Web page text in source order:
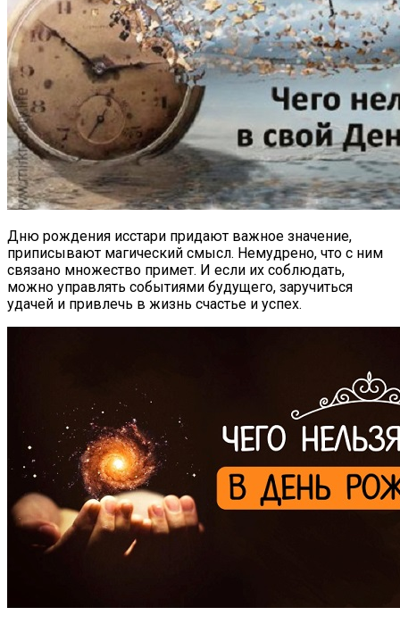
Дню рождения исстари придают важное значение,
приписывают магический смысл. Немудрено, что с ним
связано множество примет. И если их соблюдать,
можно управлять событиями будущего, заручиться
удачей и привлечь в жизнь счастье и успех.